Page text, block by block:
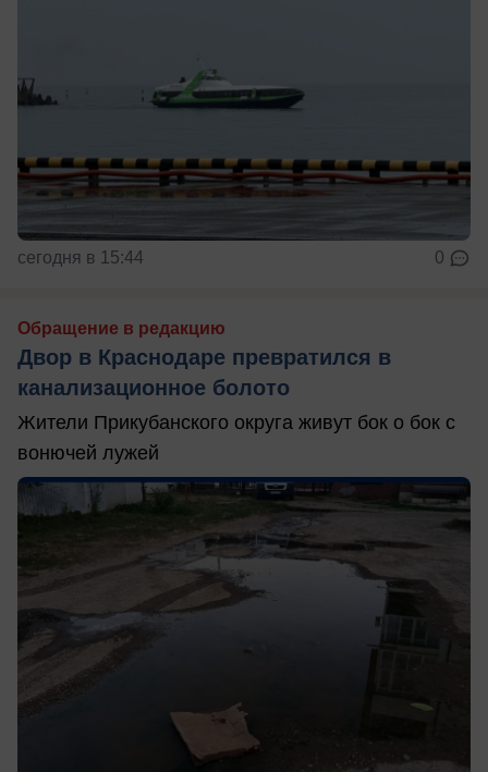
сегодня в 15:44 0
Обращение в редакцию
Двор в Краснодаре превратился в
канализационное болото
Жители Прикубанского округа живут бок о бок с
вонючей лужей